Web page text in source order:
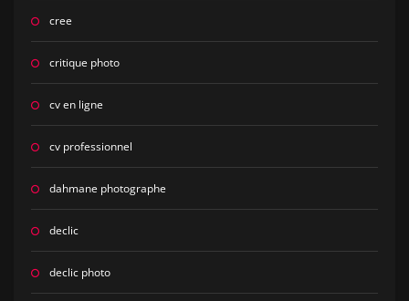
cree
critique photo
cv en ligne
cv professionnel
dahmane photographe
declic
declic photo